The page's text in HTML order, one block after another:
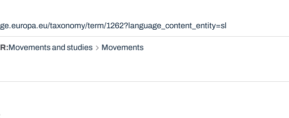
taxonomy/term/1262?language_content_entity=sl
Movements and studies Movements